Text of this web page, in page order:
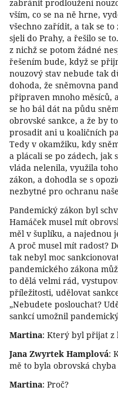
zabránit prodloužení
vším, co se na ně hrne,
všechno zařídit, a tak se
sjeli do Prahy, a řešilo se
z nichž se potom žádné
řešením bude, když se
nouzový stav nebude tak
dohoda, že sněmovna
připraven mnoho měsíců,
se ho bál dát na půdu
obrovské sankce, a že by
prosadit ani u koaličních
Tedy v okamžiku, kdy
a plácali se po zádech, jak
vláda nelenila, využila
zákon, a dohodla se s
nezbytné pro ochranu
Pandemický zákon byl
Hamáček musel mít
měl v šuplíku, a najednou
A proč musel mít radost?
tak nebyl moc
pandemického zákona
to dělá velmi rád,
příležitosti, udělovat
„Nebudete poslouchat?
sankcí umožnil
Martina: Který byl přijat z
Jana Zwyrtek Hamplová:
mě to byla obrovská
Martina: Proč?